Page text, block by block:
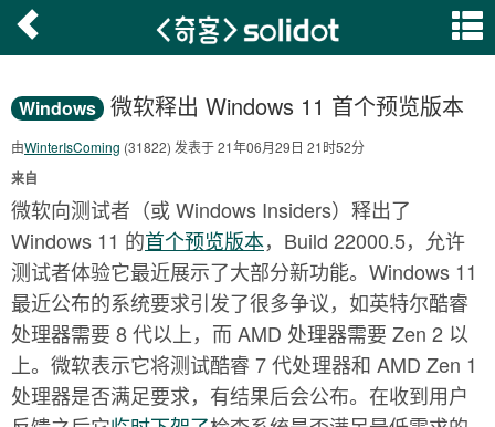
Windows 微软释出 Windows 11 首个预览版本
由WinterIsComing (31822) 发表于 21年06月29日 21时52分
来自
微软向测试者（或 Windows Insiders）释出了
Windows 11 的首个预览版本，Build 22000.5，允许
测试者体验它最近展示了大部分新功能。Windows 11
最近公布的系统要求引发了很多争议，如英特尔酷睿
处理器需要 8 代以上，而 AMD 处理器需要 Zen 2 以
上。微软表示它将测试酷睿 7 代处理器和 AMD Zen 1
处理器是否满足要求，有结果后会公布。在收到用户